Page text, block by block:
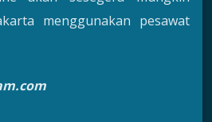
menggunakan pesawat